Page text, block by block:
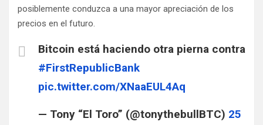
posiblemente conduzca a una mayor apreciación de los
precios en el futuro.
Bitcoin está haciendo otra pierna contra
#FirstRepublicBank
pic.twitter.com/XNaaEUL4Aq
— Tony “El Toro” (@tonythebullBTC) 25